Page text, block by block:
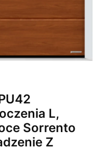
L,
Sorrento
Z